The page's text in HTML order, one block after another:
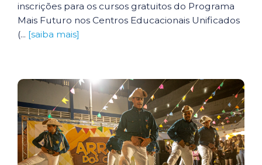
inscrições para os cursos gratuitos do Programa
Mais Futuro nos Centros Educacionais Unificados
(... [saiba mais]